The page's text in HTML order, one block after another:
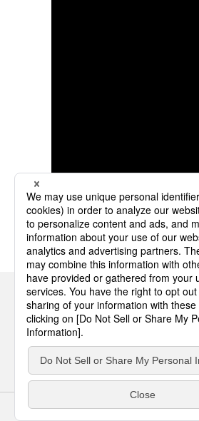
サイトのご利用にあたって クッキー